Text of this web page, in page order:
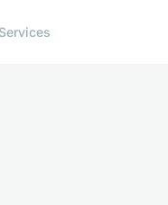
Services